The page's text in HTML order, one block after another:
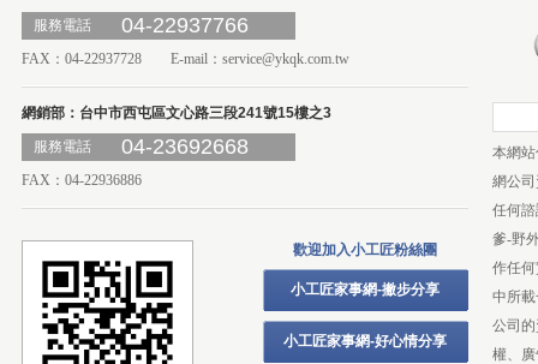
服務電話
04-22937766
FAX：04-22937728 E-mail： service@ykqk.com.tw
網銷部：台中市西屯區文心路三段241號15樓之3
服務電話
04-23692668
FAX：04-22936886
歡迎加入小工匠粉絲團
小工匠家事網-撇步分享
小工匠家事網-好心情分享
本網
網公
任何
爹-野
作任
中所
公司
權、